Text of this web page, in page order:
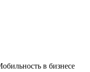
в бизнесе